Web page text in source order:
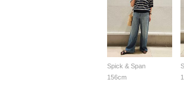
Spick & Span
156cm